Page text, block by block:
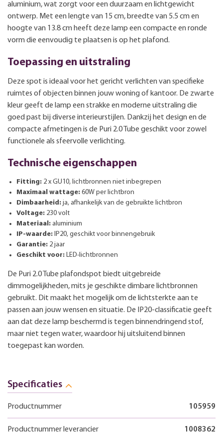
aluminium, wat zorgt voor een duurzaam en lichtgewicht
ontwerp. Met een lengte van 15 cm, breedte van 5.5 cm en
hoogte van 13.8 cm heeft deze lamp een compacte en ronde
vorm die eenvoudig te plaatsen is op het plafond.
Toepassing en uitstraling
Deze spot is ideaal voor het gericht verlichten van specifieke
ruimtes of objecten binnen jouw woning of kantoor. De zwarte
kleur geeft de lamp een strakke en moderne uitstraling die
goed past bij diverse interieurstijlen. Dankzij het design en de
compacte afmetingen is de Puri 2.0 Tube geschikt voor zowel
functionele als sfeervolle verlichting.
Technische eigenschappen
Fitting: 2 x GU10, lichtbronnen niet inbegrepen
Maximaal wattage: 60W per lichtbron
Dimbaarheid: ja, afhankelijk van de gebruikte lichtbron
Voltage: 230 volt
Materiaal: aluminium
IP-waarde: IP20, geschikt voor binnengebruik
Garantie: 2 jaar
Geschikt voor: LED-lichtbronnen
De Puri 2.0 Tube plafondspot biedt uitgebreide
dimmogelijkheden, mits je geschikte dimbare lichtbronnen
gebruikt. Dit maakt het mogelijk om de lichtsterkte aan te
passen aan jouw wensen en situatie. De IP20-classificatie geeft
aan dat deze lamp beschermd is tegen binnendringend stof,
maar niet tegen water, waardoor hij uitsluitend binnen
toegepast kan worden.
Specificaties
Productnummer 105959
Productnummer leverancier 1008362